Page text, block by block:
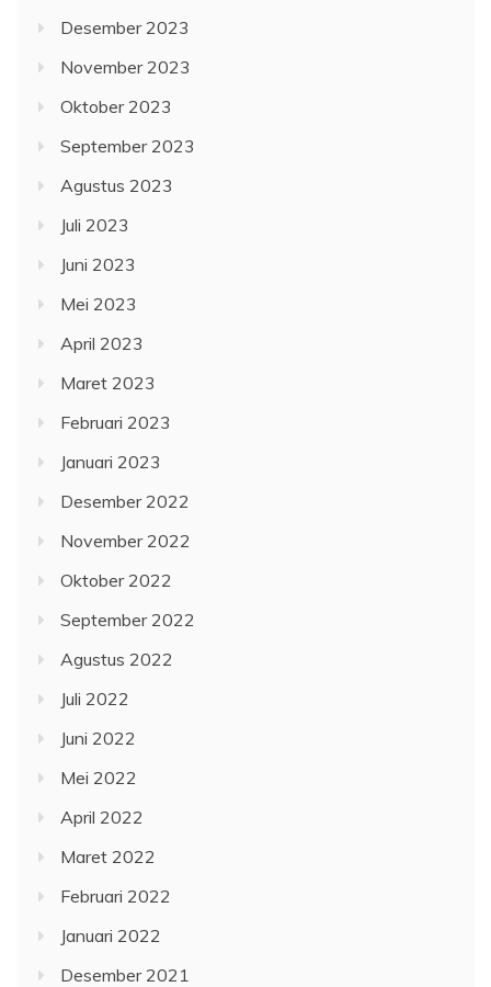
Desember 2023
November 2023
Oktober 2023
September 2023
Agustus 2023
Juli 2023
Juni 2023
Mei 2023
April 2023
Maret 2023
Februari 2023
Januari 2023
Desember 2022
November 2022
Oktober 2022
September 2022
Agustus 2022
Juli 2022
Juni 2022
Mei 2022
April 2022
Maret 2022
Februari 2022
Januari 2022
Desember 2021